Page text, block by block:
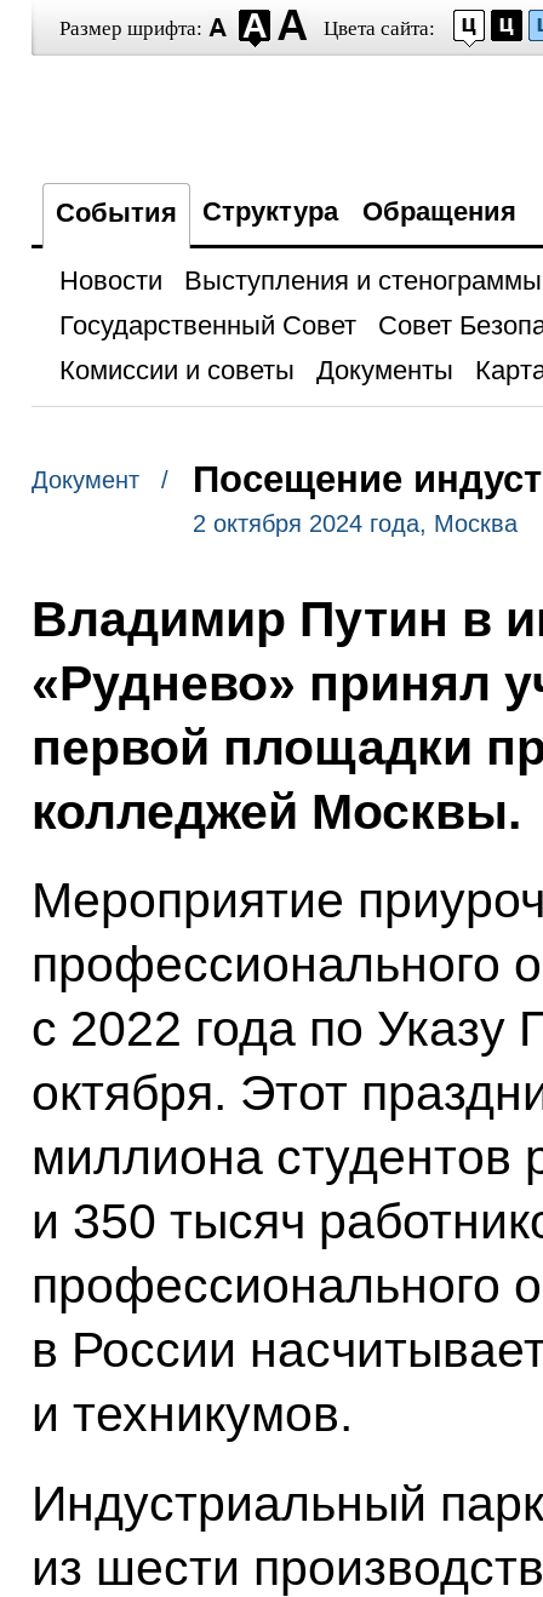
Размер шрифта: Цвета сайта:
События Структура Обращения
Новости
Выступления и стенограммы
Государственный Совет
Совет
Комиссии и советы
Документы
Документ / Посещение
2 октября 2024 года, Москва
Владимир Путин в
«Руднево» принял
первой площадки
колледжей Москвы.
Мероприятие
профессионального
с 2022 года по Указу
октября. Этот
миллиона студентов
и 350 тысяч
профессионального
в России
и техникумов.
Индустриальный
из шести